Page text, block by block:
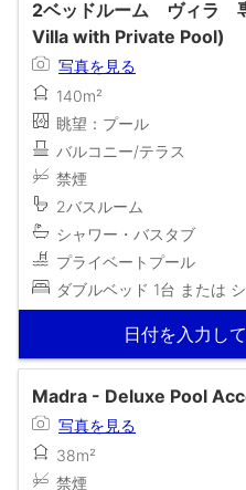
2ベッドルーム ヴィラ
Villa with Private Pool)
写真を見る
140m²
眺望：プール
バルコニー/テラス
禁煙
2バスルーム
シャワー・バスタブ
プライベートプール
ダブルベッド 1台 または
日付を入力し
Madra - Deluxe Pool
写真を見る
38m²
禁煙